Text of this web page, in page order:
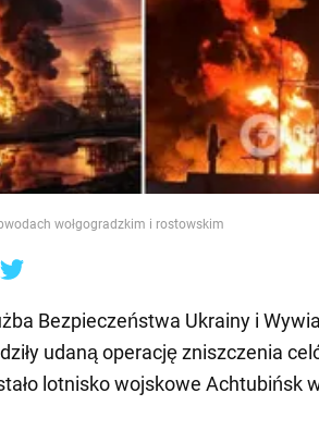
wołgogradzkim i rostowskim
Bezpieczeństwa Ukrainy i
udaną operację zniszczenia
lotnisko wojskowe Achtubińsk